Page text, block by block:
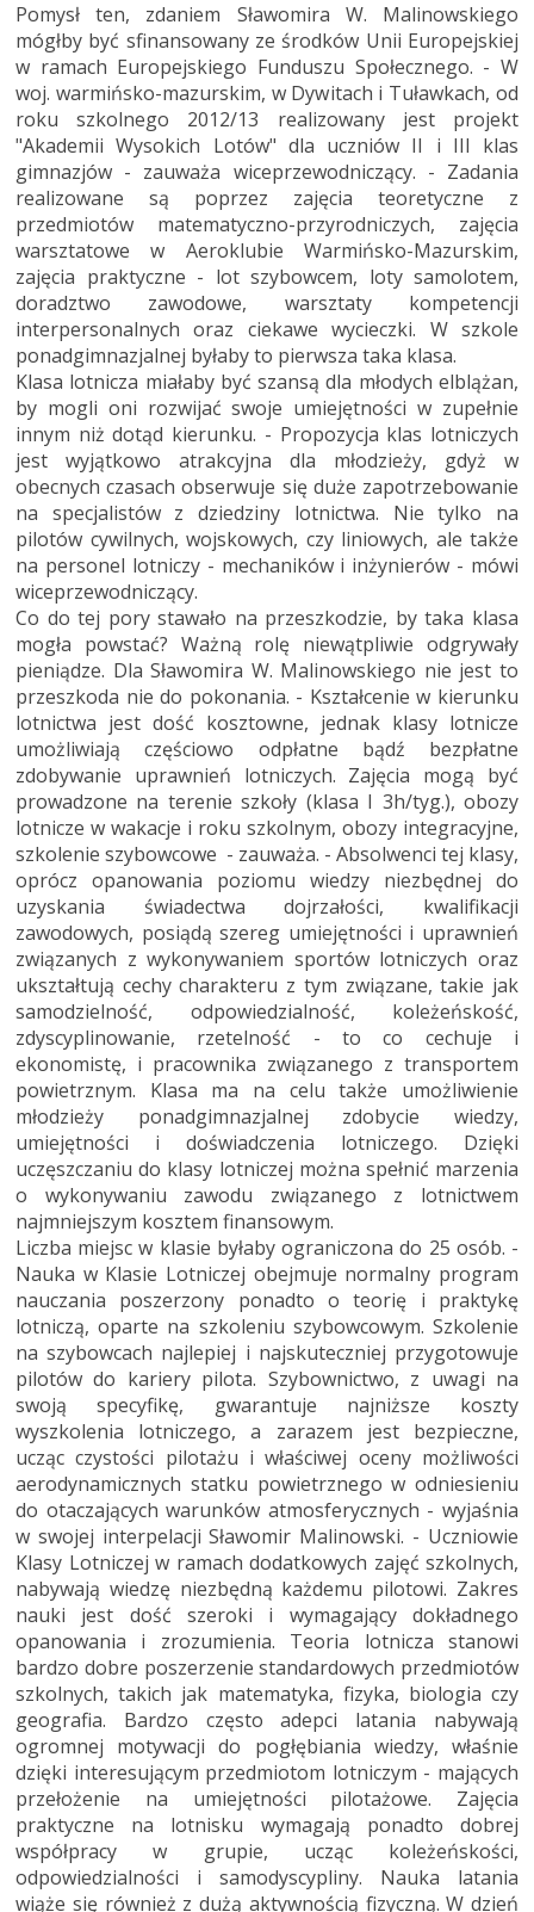
Pomysł ten, zdaniem Sławomira W. Malinowskiego
mógłby być sfinansowany ze środków Unii Europejskiej
w ramach Europejskiego Funduszu Społecznego. - W
woj. warmińsko-mazurskim, w Dywitach i Tuławkach, od
roku szkolnego 2012/13 realizowany jest projekt
"Akademii Wysokich Lotów" dla uczniów II i III klas
gimnazjów - zauważa wiceprzewodniczący. - Zadania
realizowane są poprzez zajęcia teoretyczne z
przedmiotów matematyczno-przyrodniczych, zajęcia
warsztatowe w Aeroklubie Warmińsko-Mazurskim,
zajęcia praktyczne - lot szybowcem, loty samolotem,
doradztwo zawodowe, warsztaty kompetencji
interpersonalnych oraz ciekawe wycieczki. W szkole
ponadgimnazjalnej byłaby to pierwsza taka klasa.
Klasa lotnicza miałaby być szansą dla młodych elblążan,
by mogli oni rozwijać swoje umiejętności w zupełnie
innym niż dotąd kierunku. - Propozycja klas lotniczych
jest wyjątkowo atrakcyjna dla młodzieży, gdyż w
obecnych czasach obserwuje się duże zapotrzebowanie
na specjalistów z dziedziny lotnictwa. Nie tylko na
pilotów cywilnych, wojskowych, czy liniowych, ale także
na personel lotniczy - mechaników i inżynierów - mówi
wiceprzewodniczący.
Co do tej pory stawało na przeszkodzie, by taka klasa
mogła powstać? Ważną rolę niewątpliwie odgrywały
pieniądze. Dla Sławomira W. Malinowskiego nie jest to
przeszkoda nie do pokonania. - Kształcenie w kierunku
lotnictwa jest dość kosztowne, jednak klasy lotnicze
umożliwiają częściowo odpłatne bądź bezpłatne
zdobywanie uprawnień lotniczych. Zajęcia mogą być
prowadzone na terenie szkoły (klasa I 3h/tyg.), obozy
lotnicze w wakacje i roku szkolnym, obozy integracyjne,
szkolenie szybowcowe - zauważa. - Absolwenci tej klasy,
oprócz opanowania poziomu wiedzy niezbędnej do
uzyskania świadectwa dojrzałości, kwalifikacji
zawodowych, posiądą szereg umiejętności i uprawnień
związanych z wykonywaniem sportów lotniczych oraz
ukształtują cechy charakteru z tym związane, takie jak
samodzielność, odpowiedzialność, koleżeńskość,
zdyscyplinowanie, rzetelność - to co cechuje i
ekonomistę, i pracownika związanego z transportem
powietrznym. Klasa ma na celu także umożliwienie
młodzieży ponadgimnazjalnej zdobycie wiedzy,
umiejętności i doświadczenia lotniczego. Dzięki
uczęszczaniu do klasy lotniczej można spełnić marzenia
o wykonywaniu zawodu związanego z lotnictwem
najmniejszym kosztem finansowym.
Liczba miejsc w klasie byłaby ograniczona do 25 osób. -
Nauka w Klasie Lotniczej obejmuje normalny program
nauczania poszerzony ponadto o teorię i praktykę
lotniczą, oparte na szkoleniu szybowcowym. Szkolenie
na szybowcach najlepiej i najskuteczniej przygotowuje
pilotów do kariery pilota. Szybownictwo, z uwagi na
swoją specyfikę, gwarantuje najniższe koszty
wyszkolenia lotniczego, a zarazem jest bezpieczne,
ucząc czystości pilotażu i właściwej oceny możliwości
aerodynamicznych statku powietrznego w odniesieniu
do otaczających warunków atmosferycznych - wyjaśnia
w swojej interpelacji Sławomir Malinowski. - Uczniowie
Klasy Lotniczej w ramach dodatkowych zajęć szkolnych,
nabywają wiedzę niezbędną każdemu pilotowi. Zakres
nauki jest dość szeroki i wymagający dokładnego
opanowania i zrozumienia. Teoria lotnicza stanowi
bardzo dobre poszerzenie standardowych przedmiotów
szkolnych, takich jak matematyka, fizyka, biologia czy
geografia. Bardzo często adepci latania nabywają
ogromnej motywacji do pogłębiania wiedzy, właśnie
dzięki interesującym przedmiotom lotniczym - mających
przełożenie na umiejętności pilotażowe. Zajęcia
praktyczne na lotnisku wymagają ponadto dobrej
współpracy w grupie, ucząc koleżeńskości,
odpowiedzialności i samodyscypliny. Nauka latania
wiąże się również z dużą aktywnością fizyczną. W dzień